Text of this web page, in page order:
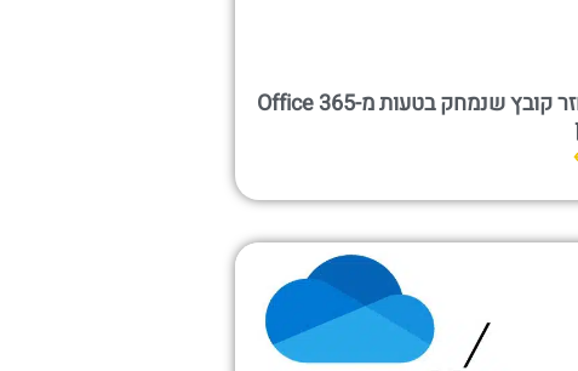
איך לשחזר קובץ שנמחק בטעות מ-Office 365